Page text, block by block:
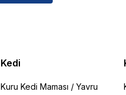
Kedi
Kuru Kedi Maması / Yavru